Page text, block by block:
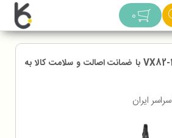
0
جاروبرقی آاگ VX82-1-OKO با ضمانت اصالت و سلامت کالا به
سراسر ایران